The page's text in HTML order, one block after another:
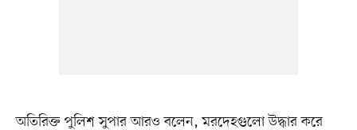
অতিরিক্ত পুলিশ সুপার আরও বলেন, মরদেহগুলো উদ্ধার করে